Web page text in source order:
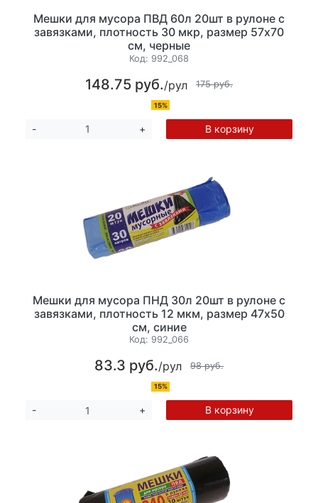
Мешки для мусора ПВД 60л 20шт в рулоне с
завязками, плотность 30 мкр, размер 57х70
см, черные
Код: 992_068
148.75 руб./рул 175 руб.
15%
- + В корзину
Мешки для мусора ПНД 30л 20шт в рулоне с
завязками, плотность 12 мкм, размер 47x50
см, синие
Код: 992_066
83.3 руб./рул 98 руб.
15%
- + В корзину